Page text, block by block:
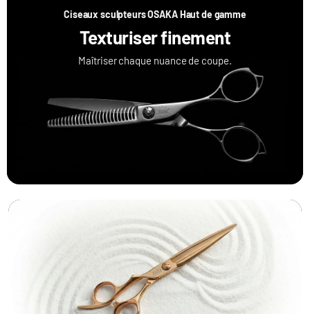
Ciseaux sculpteurs OSAKA Haut de gamme
Texturiser finement
Maîtriser chaque nuance de coupe.